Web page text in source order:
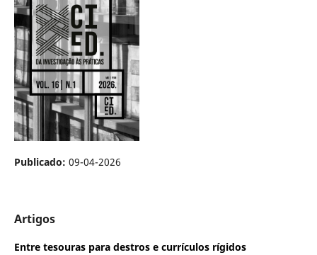
Publicado: 09-04-2026
Artigos
Entre tesouras para destros e currículos rígidos